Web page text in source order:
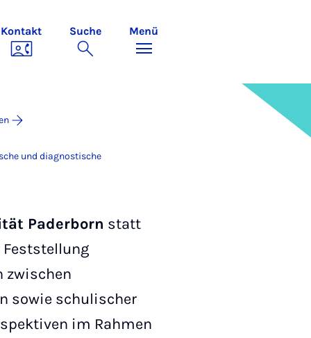
Kontakt Suche Menü
und diagnostische
Paderborn statt
Feststellung
zwischen
sowie schulischer
im Rahmen